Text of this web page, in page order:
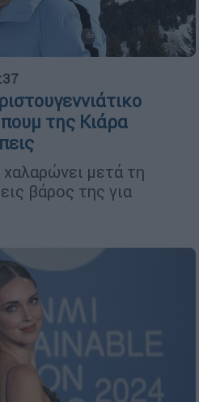
της Κιάρα
μετά τη
βάρος της για